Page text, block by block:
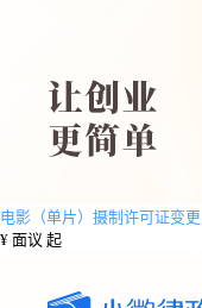
电影（单片）摄制许可证变更
¥ 面议 起